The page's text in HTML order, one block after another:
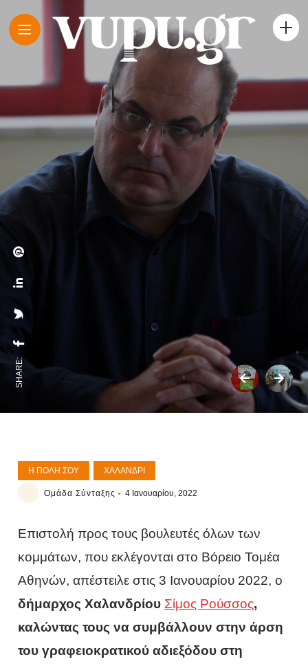
SHARE:
Η ΠΌΛΗ ΣΟΥ ΧΑΛΆΝΔΡΙ
Ομάδα Σύνταξης 4 Ιανουαρίου, 2022
Επιστολή προς τους βουλευτές όλων των
κομμάτων, που εκλέγονται στο Βόρειο Τομέα
Αθηνών, απέστειλε στις 3 Ιανουαρίου 2022, ο
δήμαρχος Χαλανδρίου Σίμος Ρούσσος,
καλώντας τους να συμβάλλουν στην άρση
του γραφειοκρατικού αδιεξόδου στη